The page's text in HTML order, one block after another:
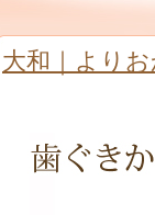
大和｜より